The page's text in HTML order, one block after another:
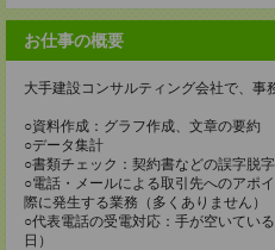
お仕事の概要
大手建設コンサルティング会社で、事
○資料作成：グラフ作成、文章の要約
○データ集計
○書類チェック：契約書などの誤字脱
○電話・メールによる取引先へのアポ
際に発生する業務（多くありません）
○代表電話の受電対応：手が空いてい
日）